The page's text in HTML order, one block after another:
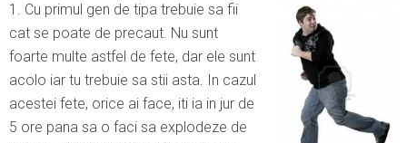
1. Cu primul gen de tipa trebuie sa fii
cat se poate de precaut. Nu sunt
foarte multe astfel de fete, dar ele sunt
acolo iar tu trebuie sa stii asta. In cazul
acestei fete, orice ai face, iti ia in jur de
5 ore pana sa o faci sa explodeze de